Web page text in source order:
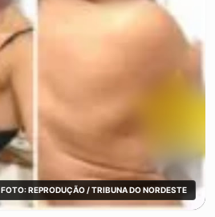
FOTO: REPRODUÇÃO / TRIBUNA DO NORDESTE